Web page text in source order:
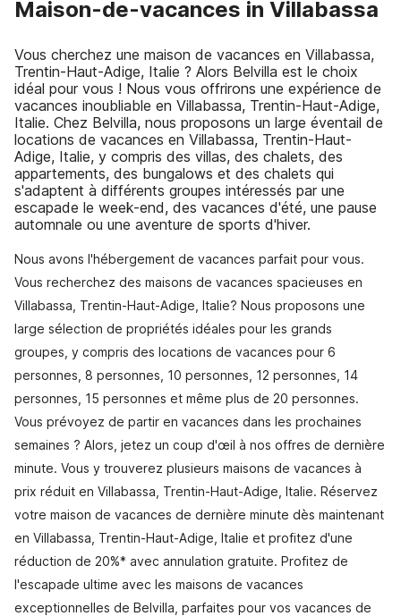
Maison-de-vacances in Villabassa
Vous cherchez une maison de vacances en Villabassa,
Trentin-Haut-Adige, Italie ? Alors Belvilla est le choix
idéal pour vous ! Nous vous offrirons une expérience de
vacances inoubliable en Villabassa, Trentin-Haut-Adige,
Italie. Chez Belvilla, nous proposons un large éventail de
locations de vacances en Villabassa, Trentin-Haut-
Adige, Italie, y compris des villas, des chalets, des
appartements, des bungalows et des chalets qui
s'adaptent à différents groupes intéressés par une
escapade le week-end, des vacances d'été, une pause
automnale ou une aventure de sports d'hiver.
Nous avons l'hébergement de vacances parfait pour vous.
Vous recherchez des maisons de vacances spacieuses en
Villabassa, Trentin-Haut-Adige, Italie? Nous proposons une
large sélection de propriétés idéales pour les grands
groupes, y compris des locations de vacances pour 6
personnes, 8 personnes, 10 personnes, 12 personnes, 14
personnes, 15 personnes et même plus de 20 personnes.
Vous prévoyez de partir en vacances dans les prochaines
semaines ? Alors, jetez un coup d'œil à nos offres de dernière
minute. Vous y trouverez plusieurs maisons de vacances à
prix réduit en Villabassa, Trentin-Haut-Adige, Italie. Réservez
votre maison de vacances de dernière minute dès maintenant
en Villabassa, Trentin-Haut-Adige, Italie et profitez d'une
réduction de 20%* avec annulation gratuite. Profitez de
l'escapade ultime avec les maisons de vacances
exceptionnelles de Belvilla, parfaites pour vos vacances de